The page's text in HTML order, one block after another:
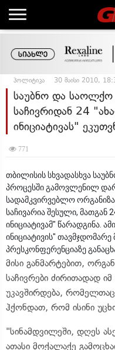
პოლიტიკა 30 მაისი 2010,
საუბნო და საოლქო
საჩივრიდან 24
ინიციატივას"
771
თბილისის სხვადასხვა
პროცესში გამოვლენილ
სადამკვირვებლო
საჩივარია შესული, მათგან
ინიციატივამ" წარადგინა.
ინიციატივის"
პრესკონფერენციაზე
მისი განმარტებით,
საჩივრები ძირითადად
უკავშირდება,
ჰქონდათ, რომ ისინი
"სინამდვილეში, დღეს
ათასი მოქალაქე